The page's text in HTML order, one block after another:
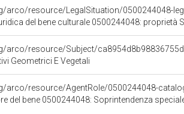
arco/resource/LegalSituation/0500244048-
del bene culturale 0500244048: proprietà
arco/resource/Subject/
Geometrici E Vegetali
arco/resource/AgentRole/0500244048-
del bene 0500244048: Soprintendenza